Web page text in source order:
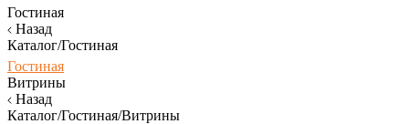
Гостиная
Назад
Каталог/Гостиная
Гостиная
Витрины
Назад
Каталог/Гостиная/Витрины